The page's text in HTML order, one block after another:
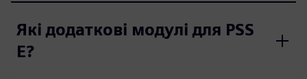
Які додаткові модулі для PSS
E?